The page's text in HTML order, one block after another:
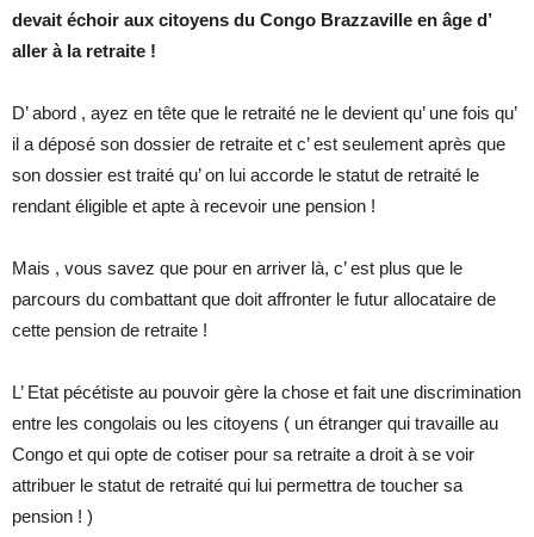
devait échoir aux citoyens du Congo Brazzaville en âge d’
aller à la retraite !
D’ abord , ayez en tête que le retraité ne le devient qu’ une fois qu’
il a déposé son dossier de retraite et c’ est seulement après que
son dossier est traité qu’ on lui accorde le statut de retraité le
rendant éligible et apte à recevoir une pension !
Mais , vous savez que pour en arriver là, c’ est plus que le
parcours du combattant que doit affronter le futur allocataire de
cette pension de retraite !
L’ Etat pécétiste au pouvoir gère la chose et fait une discrimination
entre les congolais ou les citoyens ( un étranger qui travaille au
Congo et qui opte de cotiser pour sa retraite a droit à se voir
attribuer le statut de retraité qui lui permettra de toucher sa
pension ! )